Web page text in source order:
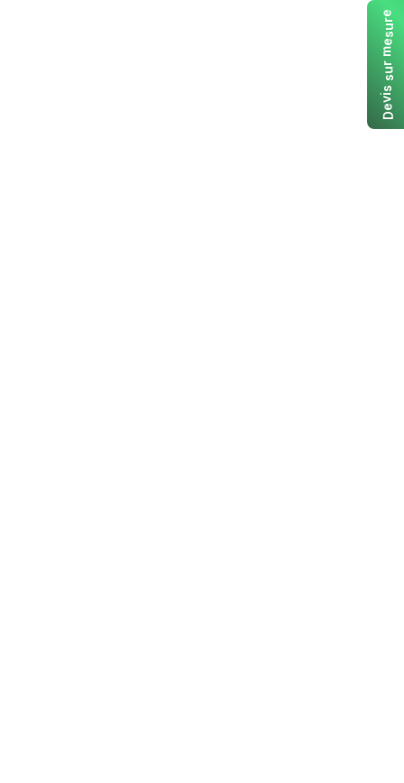
D
e
v
i
s
s
u
r
m
e
s
u
r
e